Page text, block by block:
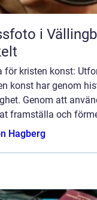
i
för kristen konst:
konst har genom
Genom att
framställa och
Hagberg